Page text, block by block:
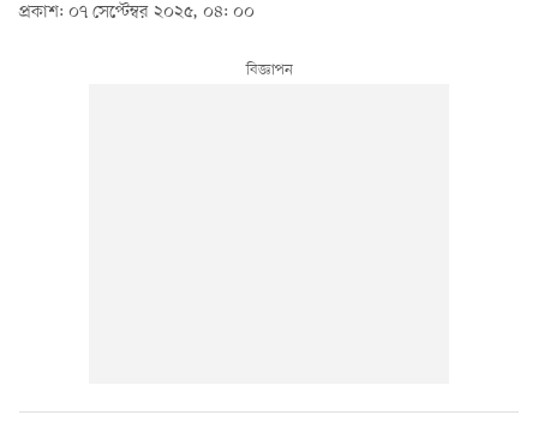
প্রকাশ: ০৭ সেপ্টেম্বর ২০২৫, ০৪: ০০